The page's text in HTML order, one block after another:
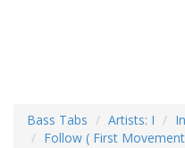
Bass Tabs Artists: I
Follow ( First